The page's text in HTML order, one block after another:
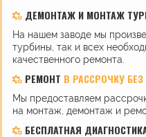
ДЕМОНТАЖ И МОНТАЖ
На нашем заводе мы
турбины, так и всех
качественного ремонта.
РЕМОНТ В РАССРОЧКУ
Мы предоставляем
на монтаж, демонтаж и
БЕСПЛАТНАЯ